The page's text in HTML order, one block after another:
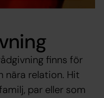
finns för
nära relation. Hit
par eller som